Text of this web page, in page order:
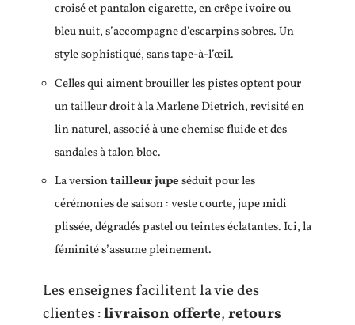
croisé et pantalon cigarette, en crêpe ivoire ou
bleu nuit, s’accompagne d’escarpins sobres. Un
style sophistiqué, sans tape-à-l’œil.
Celles qui aiment brouiller les pistes optent pour
un tailleur droit à la Marlene Dietrich, revisité en
lin naturel, associé à une chemise fluide et des
sandales à talon bloc.
La versiontailleur jupeséduit pour les
cérémonies de saison : veste courte, jupe midi
plissée, dégradés pastel ou teintes éclatantes. Ici, la
féminité s’assume pleinement.
Les enseignes facilitent la vie des
clientes :livraison offerte,retours